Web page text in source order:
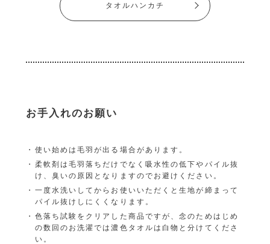
タオルハンカチ
お手入れのお願い
使い始めは毛羽が出る場合があります。
柔軟剤は毛羽落ちだけでなく吸水性の低下やパイル抜
け、臭いの原因となりますのでお避けください。
一度水洗いしてからお使いいただくと生地が締まって
パイル抜けしにくくなります。
色落ち試験をクリアした商品ですが、念のためはじめ
の数回のお洗濯では濃色タオルは白物と分けてくださ
い。